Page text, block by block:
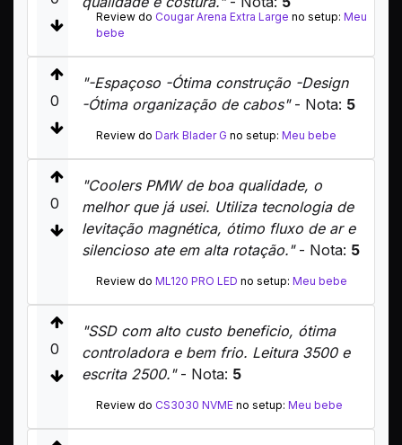
Review do Cougar Arena Extra Large no setup: Meu
bebe
0
"-Espaçoso -Ótima construção -Design
-Ótima organização de cabos"- Nota: 5
Review do Dark Blader G no setup: Meu bebe
0
"Coolers PMW de boa qualidade, o
melhor que já usei. Utiliza tecnologia de
levitação magnética, ótimo fluxo de ar e
silencioso ate em alta rotação."- Nota: 5
Review do ML120 PRO LED no setup: Meu bebe
0
"SSD com alto custo beneficio, ótima
controladora e bem frio. Leitura 3500 e
escrita 2500."- Nota: 5
Review do CS3030 NVME no setup: Meu bebe